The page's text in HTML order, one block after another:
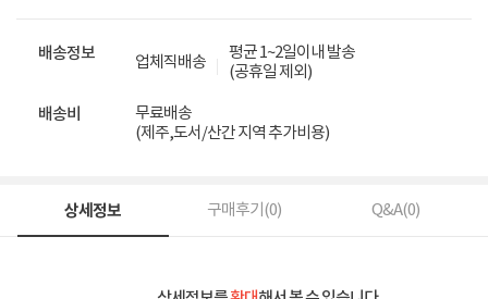
배송정보 업체직배송
평균 1~2일이내 발송
(공휴일 제외)
배송비
무료배송
(제주,도서/산간 지역 추가비용)
상세정보 구매후기(0) Q&A(0)